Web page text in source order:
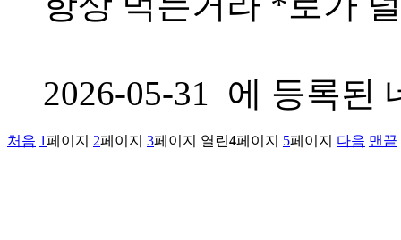
2026-05-31 에 등록된
처음 1페이지 2페이지 3페이지 열린4페이지 5페이지 다음 맨끝